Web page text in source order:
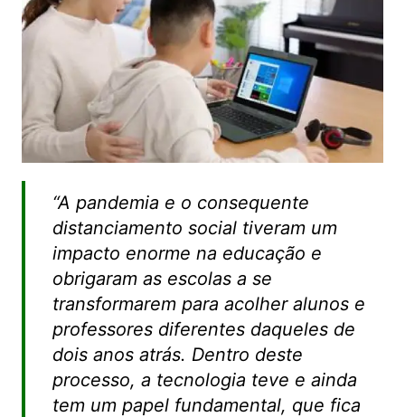
“A pandemia e o consequente
distanciamento social tiveram um
impacto enorme na educação e
obrigaram as escolas a se
transformarem para acolher alunos e
professores diferentes daqueles de
dois anos atrás. Dentro deste
processo, a tecnologia teve e ainda
tem um papel fundamental, que fica